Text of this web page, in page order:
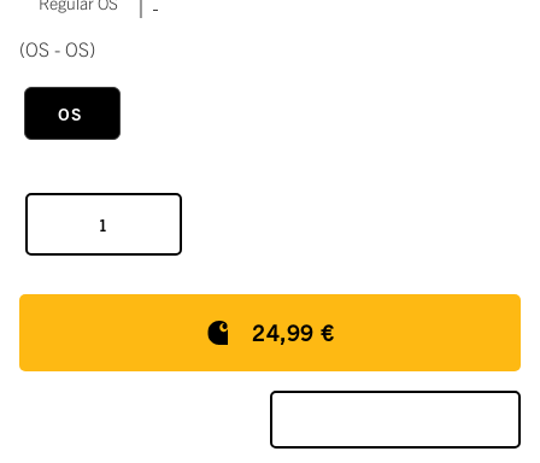
(OS - OS)
OS
24,99 €